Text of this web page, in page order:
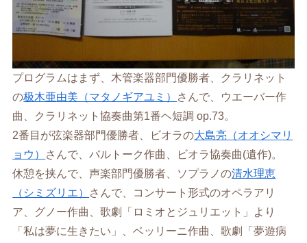
プログラムはまず、木管楽器部門優勝者、クラリネット
の极木亜由美（マタノギアユミ）
さんで、ウエーバー作
曲、クラリネット協奏曲第1番ヘ短調 op.73。
2番目が弦楽器部門優勝者、ビオラの大島亮（オオシマリ
ョウ）
さんで、バルトーク作曲、ビオラ協奏曲(遺作)。
休憩を挟んで、声楽部門優勝者、ソプラノの清水理恵
（シミズリエ）
さんで、コンサート形式のオペラアリ
ア、グノー作曲、歌劇「ロミオとジュリエット」より
「私は夢に生きたい」、ベッリーニ作曲、歌劇「夢遊病